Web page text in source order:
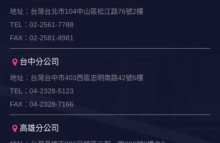
地址：台灣台北市104中山區松江路76號2樓
TEL：02-2561-7788
FAX：02-2581-8981
台中分公司
地址：台灣台中市403西區忠明南路42號6樓
TEL：04-2328-5123
FAX：04-2328-7166
高雄分公司